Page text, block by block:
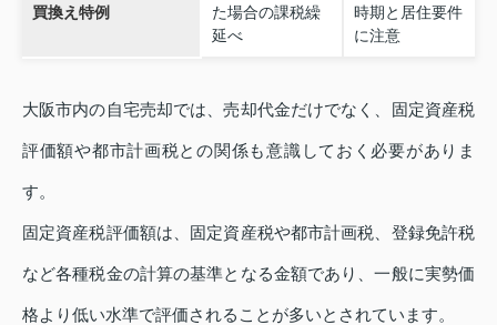
買換え特例
た場合の課税繰
延べ
時期と居住要件
に注意
大阪市内の自宅売却では、売却代金だけでなく、固定資産税
評価額や都市計画税との関係も意識しておく必要がありま
す。
固定資産税評価額は、固定資産税や都市計画税、登録免許税
など各種税金の計算の基準となる金額であり、一般に実勢価
格より低い水準で評価されることが多いとされています。